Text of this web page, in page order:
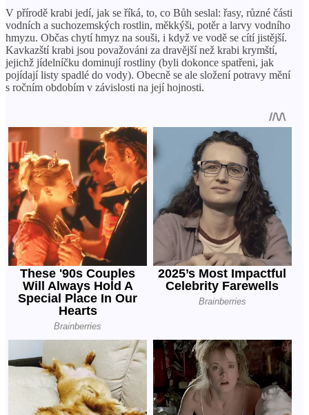
V přírodě krabi jedí, jak se říká, to, co Bůh seslal: řasy, různé části
vodních a suchozemských rostlin, měkkýši, potěr a larvy vodního
hmyzu. Občas chytí hmyz na souši, i když ve vodě se cítí jistější.
Kavkazští krabi jsou považováni za dravější než krabi krymští,
jejichž jídelníčku dominují rostliny (byli dokonce spatřeni, jak
pojídají listy spadlé do vody). Obecně se ale složení potravy mění
s ročním obdobím v závislosti na její hojnosti.